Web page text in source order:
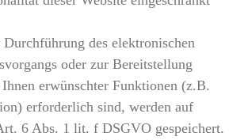
des elektronischen
oder zur Bereitstellung
erwünschter Funktionen (z.B.
erforderlich sind, werden auf
6 Abs. 1 lit. f DSGVO gespeichert.